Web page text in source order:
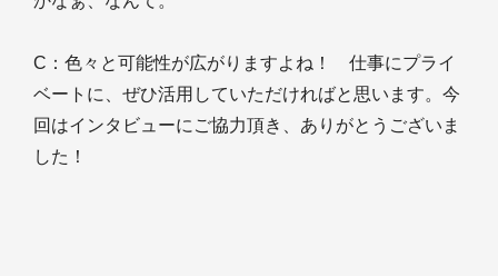
C ：色々と可能性が広がりますよね！ 仕事にプライ
ベートに、ぜひ活用していただければと思います。今
回はインタビューにご協力頂き、ありがとうございま
した！